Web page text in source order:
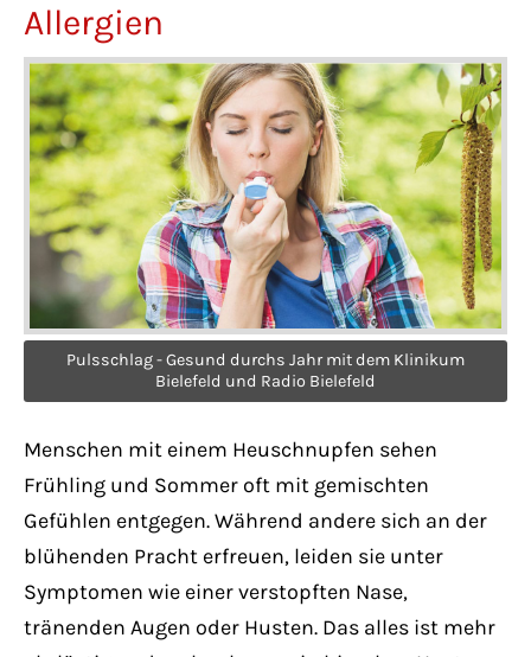
Lorem ipsum dolor sit amet:
24h/ 365days
We offer support for our customers
Mon - Fri 8:00am - 5:00pm(GMT +1)
Get in touch
Cybersteel Inc.
376-293 City Road, Suite 600
San Francisco, CA 94102
Have any questions?
+44 1234 567 890
Drop us a line
Allergien
Pulsschlag - Gesund durchs Jahr mit dem Klinikum
Bielefeld und Radio Bielefeld
Menschen mit einem Heuschnupfen sehen
Frühling und Sommer oft mit gemischten
Gefühlen entgegen. Während andere sich an der
blühenden Pracht erfreuen, leiden sie unter
Symptomen wie einer verstopften Nase,
tränenden Augen oder Husten. Das alles ist mehr